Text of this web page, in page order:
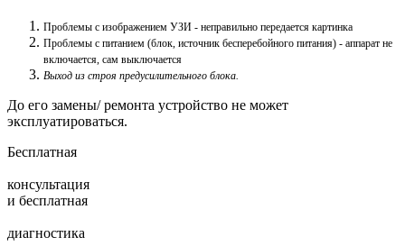
Проблемы с изображением УЗИ - неправильно передается картинка
Проблемы с питанием (блок, источник бесперебойного питания) - аппарат не
включается, сам выключается
Выход из строя предусилительного блока.
До его замены/ ремонта устройство не может
эксплуатироваться.
Бесплатная
консультация
и бесплатная
диагностика